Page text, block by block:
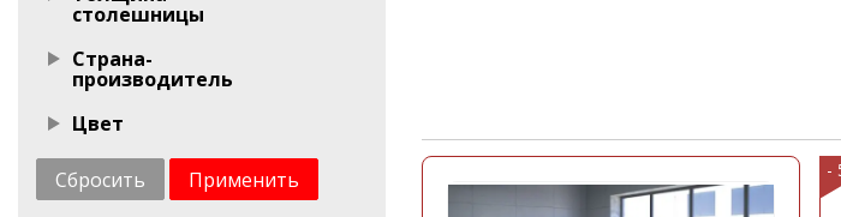
столешницы
Страна-
производитель
Цвет
Сбросить Применить -